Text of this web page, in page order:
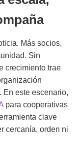
Más socios,
Sin
crecimiento trae
En este escenario,
para cooperativas
clave
cercanía, orden ni